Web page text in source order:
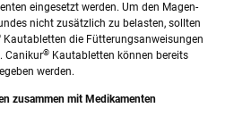
eingesetzt werden. Um den Magen-
nicht zusätzlich zu belasten, sollten
Kautabletten die Fütterungsanweisungen
Canikur® Kautabletten können bereits
werden.
zusammen mit Medikamenten